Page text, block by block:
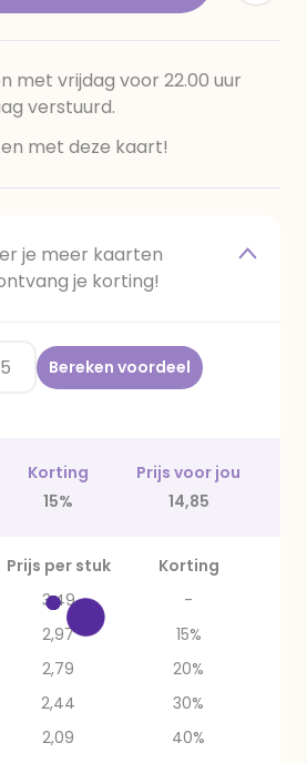
met vrijdag voor 22.00 uur
verstuurd.
met deze kaart!
je meer kaarten
je korting!
Bereken voordeel
Korting
Prijs voor jou
15% 14,85
Prijs per stuk
Korting
3,49
-
2,97
15%
2,79
20%
2,44
30%
2,09 40%